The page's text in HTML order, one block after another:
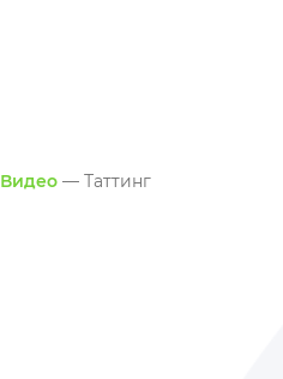
Видео — Таттинг